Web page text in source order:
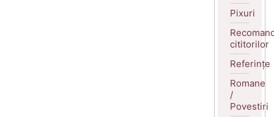
Pixuri
cititorilor
Referințe
Romane
/
Povestiri